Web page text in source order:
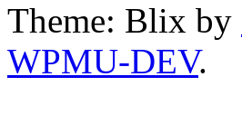
Theme: Blix by
WPMU-DEV.